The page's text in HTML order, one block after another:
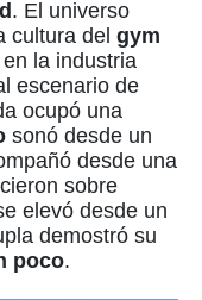
. El universo
cultura del gym
la industria
escenario de
ocupó una
sonó desde un
desde una
sobre
elevó desde un
demostró su
poco.